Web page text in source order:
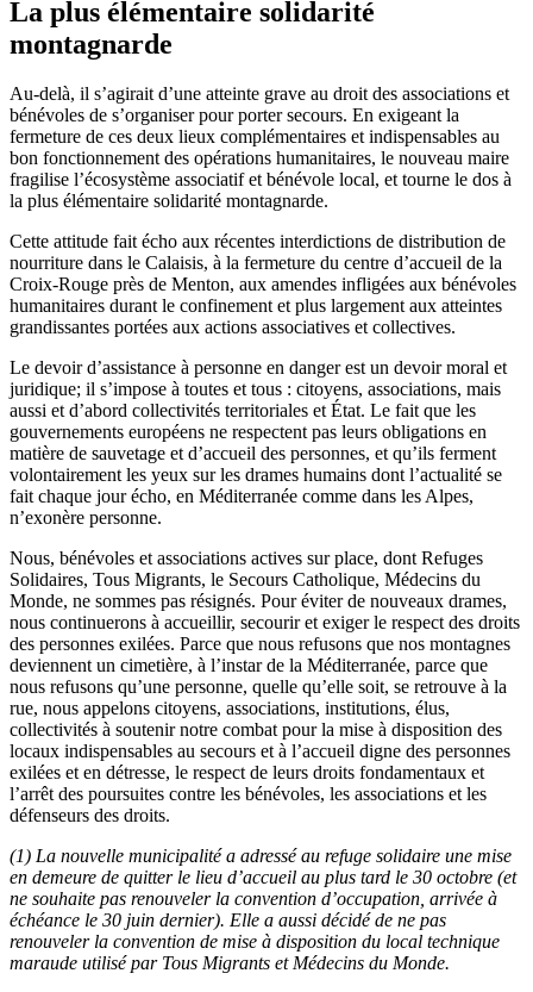
La plus élémentaire solidarité
montagnarde
Au-delà, il s’agirait d’une atteinte grave au droit des associations et
bénévoles de s’organiser pour porter secours. En exigeant la
fermeture de ces deux lieux complémentaires et indispensables au
bon fonctionnement des opérations humanitaires, le nouveau maire
fragilise l’écosystème associatif et bénévole local, et tourne le dos à
la plus élémentaire solidarité montagnarde.
Cette attitude fait écho aux récentes interdictions de distribution de
nourriture dans le Calaisis, à la fermeture du centre d’accueil de la
Croix-Rouge près de Menton, aux amendes infligées aux bénévoles
humanitaires durant le confinement et plus largement aux atteintes
grandissantes portées aux actions associatives et collectives.
Le devoir d’assistance à personne en danger est un devoir moral et
juridique; il s’impose à toutes et tous : citoyens, associations, mais
aussi et d’abord collectivités territoriales et État. Le fait que les
gouvernements européens ne respectent pas leurs obligations en
matière de sauvetage et d’accueil des personnes, et qu’ils ferment
volontairement les yeux sur les drames humains dont l’actualité se
fait chaque jour écho, en Méditerranée comme dans les Alpes,
n’exonère personne.
Nous, bénévoles et associations actives sur place, dont Refuges
Solidaires, Tous Migrants, le Secours Catholique, Médecins du
Monde, ne sommes pas résignés. Pour éviter de nouveaux drames,
nous continuerons à accueillir, secourir et exiger le respect des droits
des personnes exilées. Parce que nous refusons que nos montagnes
deviennent un cimetière, à l’instar de la Méditerranée, parce que
nous refusons qu’une personne, quelle qu’elle soit, se retrouve à la
rue, nous appelons citoyens, associations, institutions, élus,
collectivités à soutenir notre combat pour la mise à disposition des
locaux indispensables au secours et à l’accueil digne des personnes
exilées et en détresse, le respect de leurs droits fondamentaux et
l’arrêt des poursuites contre les bénévoles, les associations et les
défenseurs des droits.
(1) La nouvelle municipalité a adressé au refuge solidaire une mise
en demeure de quitter le lieu d’accueil au plus tard le 30 octobre (et
ne souhaite pas renouveler la convention d’occupation, arrivée à
échéance le 30 juin dernier). Elle a aussi décidé de ne pas
renouveler la convention de mise à disposition du local technique
maraude utilisé par Tous Migrants et Médecins du Monde.